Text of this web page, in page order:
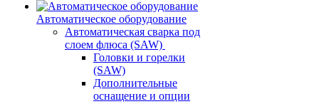
Автоматическое оборудование
Автоматическая сварка под
слоем флюса (SAW)
Головки и горелки
(SAW)
Дополнительные
оснащение и опции